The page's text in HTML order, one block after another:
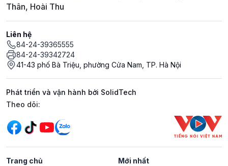
Thân, Hoài Thu
Liên hệ
84-24-39365555
84-24-39342724
41-43 phố Bà Triệu, phường Cửa Nam, TP. Hà Nội
Phát triển và vận hành bởi SolidTech
Mạng xã hội
Theo dõi:
Trang chủ Mới nhất